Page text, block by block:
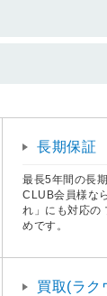
長期保証
最長5年間の長
CLUB会員様な
れ」にも対応の
めです。
買取(ラク